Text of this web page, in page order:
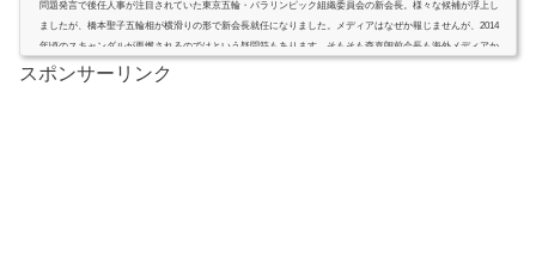
問題発言で後任人事が注目されていた東京五輪・パラリンピック組織委員会の新会長。様々な候補が浮上し
ましたが、橋本聖子五輪相が横滑りの形で新会長就任になりました。メディアはなぜか報じませんが、2014
年頃のスキャンダルが再燃されるのではという疑問符もあります。そもそも森喜朗前会長も海外メディアか
らの猛反発で発言が注目され辞任に追い込まれた経緯があっただけに、今回も新会長決定前から一部メディ
アやSNSなどで、...
スポンサーリンク